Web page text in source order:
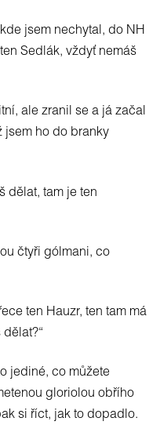
jsem nechytal, do NH
Sedlák, vždyť nemáš
ale zranil se a já začal
jsem ho do branky
dělat, tam je ten
čtyři gólmani, co
ten Hauzr, ten tam má
jediné, co můžete
gloriolou obřího
si říct, jak to dopadlo.